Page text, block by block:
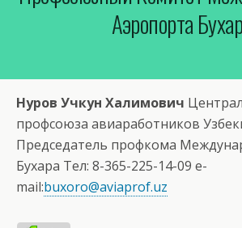
Аэропорта
Нуров Учкун Халимович
профсоюза авиаработников
Председатель профкома
Бухара Тел: 8-365-225-14-09 e-
mail:buxoro@aviaprof.uz